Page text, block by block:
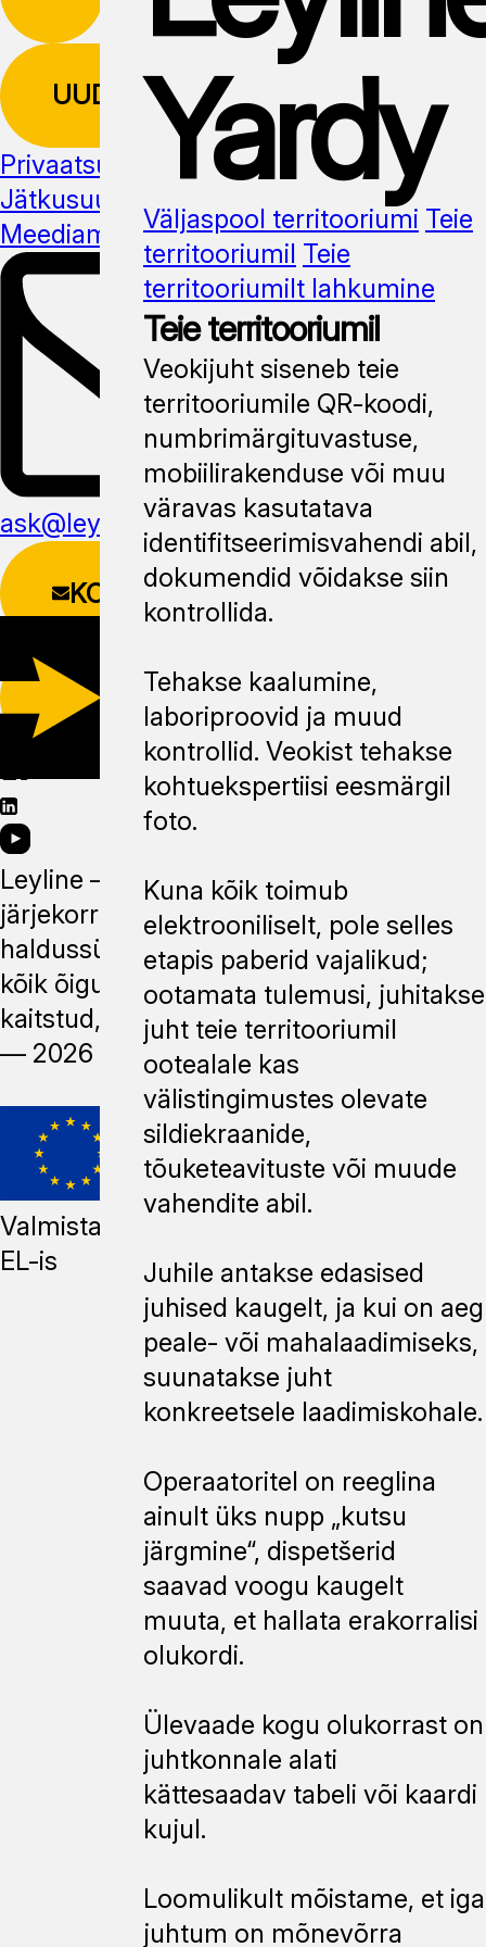
UUDISKIRI
Privaatsuspoliitika
Jätkusuutlikus
Meediamaterjal
ask@leyline.li
KONTAKTIVORM
LAADI ALLA
MOBIILIRAKENDUS
Leyline —
järjekorra
haldussüsteem,
kõik õigused
kaitstud, 2014
— 2026
Valmistatud
EL-is
Yardy
Väljaspool territooriumi Teie
territooriumil Teie
territooriumilt lahkumine
Teie territooriumil
Veokijuht siseneb teie
territooriumile QR-koodi,
numbrimärgituvastuse,
mobiilirakenduse või muu
väravas kasutatava
identifitseerimisvahendi abil,
dokumendid võidakse siin
kontrollida.
Tehakse kaalumine,
laboriproovid ja muud
kontrollid. Veokist tehakse
kohtuekspertiisi eesmärgil
foto.
Kuna kõik toimub
elektrooniliselt, pole selles
etapis paberid vajalikud;
ootamata tulemusi, juhitakse
juht teie territooriumil
ootealale kas
välistingimustes olevate
sildiekraanide,
tõuketeavituste või muude
vahendite abil.
Juhile antakse edasised
juhised kaugelt, ja kui on aeg
peale- või mahalaadimiseks,
suunatakse juht
konkreetsele laadimiskohale.
Operaatoritel on reeglina
ainult üks nupp „kutsu
järgmine“, dispetšerid
saavad voogu kaugelt
muuta, et hallata erakorralisi
olukordi.
Ülevaade kogu olukorrast on
juhtkonnale alati
kättesaadav tabeli või kaardi
kujul.
Loomulikult mõistame, et iga
juhtum on mõnevõrra